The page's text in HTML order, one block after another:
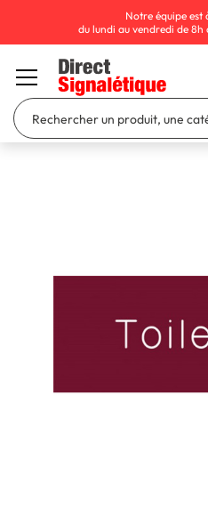
Notre équipe est
du lundi au vendredi de 8h